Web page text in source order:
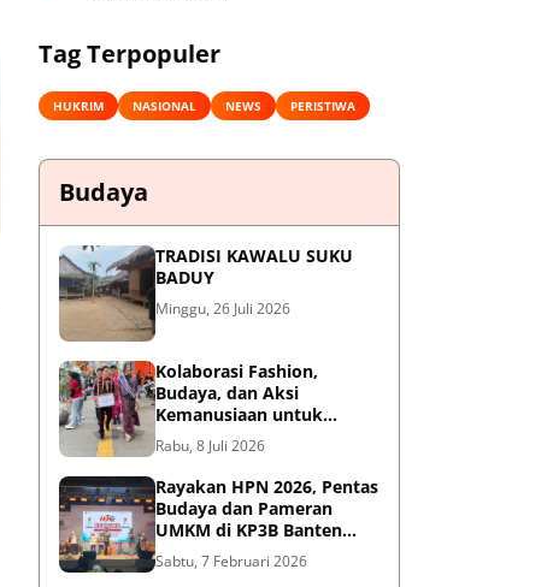
Tag Terpopuler
HUKRIM NASIONAL NEWS PERISTIWA
Budaya
TRADISI KAWALU SUKU
BADUY
Minggu, 26 Juli 2026
Kolaborasi Fashion,
Budaya, dan Aksi
Kemanusiaan untuk
Pasien Kanker Dhuafa
Rabu, 8 Juli 2026
Rayakan HPN 2026, Pentas
Budaya dan Pameran
UMKM di KP3B Banten
Sedot Antusiasme Warga
Sabtu, 7 Februari 2026